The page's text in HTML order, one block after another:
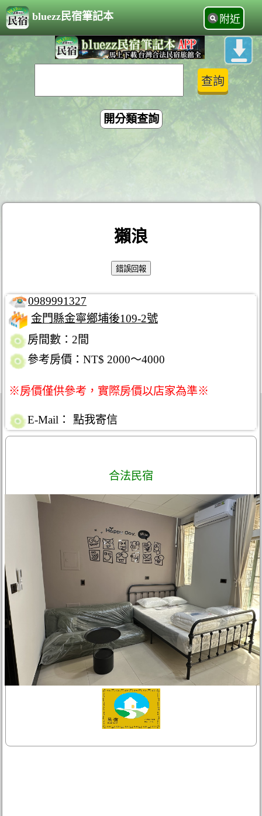
bluezz民宿筆記本 附近
開分類查詢
獺浪
0989991327
金門縣金寧鄉埔後109-2號
房間數：2間
參考房價：NT$ 2000～4000
※房價僅供參考，實際房價以店家為準※
E-Mail： 點我寄信
合法民宿